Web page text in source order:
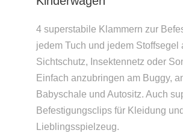
4 superstabile Klammern zur
jedem Tuch und jedem Stoffsegel
Sichtschutz, Insektennetz oder
Einfach anzubringen am Buggy,
Babyschale und Autositz. Auch
Befestigungsclips für Kleidung
Lieblingsspielzeug.